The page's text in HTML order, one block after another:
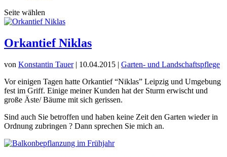
Seite wählen
Orkantief Niklas
von Konstantin Tauer| 10.04.2015 | Garten- und Landschaftspflege
Vor einigen Tagen hatte Orkantief “Niklas” Leipzig und Umgebung
fest im Griff. Einige meiner Kunden hat der Sturm erwischt und
große Äste/ Bäume mit sich gerissen.
Sind auch Sie betroffen und haben keine Zeit den Garten wieder in
Ordnung zubringen ? Dann sprechen Sie mich an.